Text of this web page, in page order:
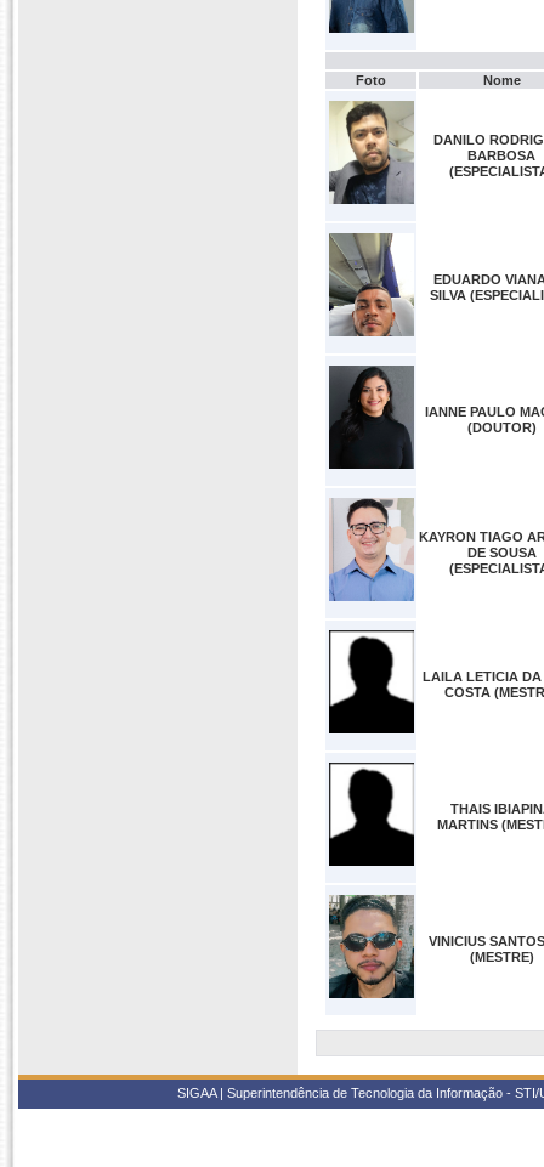
Foto Nome
DANILO
BARBOSA
EDUARDO
SILVA
IANNE PAULO
(DOUTOR)
KAYRON TIAGO
DE SOUSA
LAILA LETICIA DA
COSTA
THAIS
MARTINS
VINICIUS
(MESTRE)
SIGAA | Superintendência de Tecnologia da Informação -